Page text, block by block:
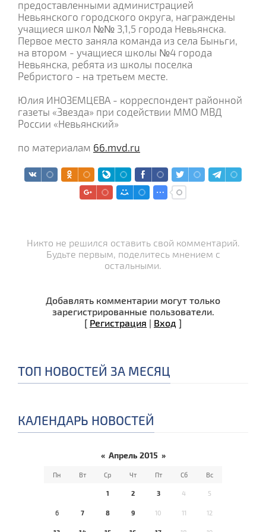
предоставленными администрацией
Невьянского городского округа, награждены
учащиеся школ №№ 3,1,5 города Невьянска.
Первое место заняла команда из села Быньги,
на втором - учащиеся школы №4 города
Невьянска, ребята из школы поселка
Ребристого - на третьем месте.
Юлия ИНОЗЕМЦЕВА - корреспондент районной
газеты «Звезда» при содействии ММО МВД
России «Невьянский»
по материалам 66.mvd.ru
Никто не решился оставить свой комментарий.
Будьте первым, поделитесь мнением с
остальными.
Добавлять комментарии могут только
зарегистрированные пользователи.
[ Регистрация | Вход ]
ТОП НОВОСТЕЙ ЗА МЕСЯЦ
КАЛЕНДАРЬ НОВОСТЕЙ
« Апрель 2015 »
Пн Вт Ср Чт Пт Сб Вс
1 2 3 4 5
6 7 8 9 10 11 12